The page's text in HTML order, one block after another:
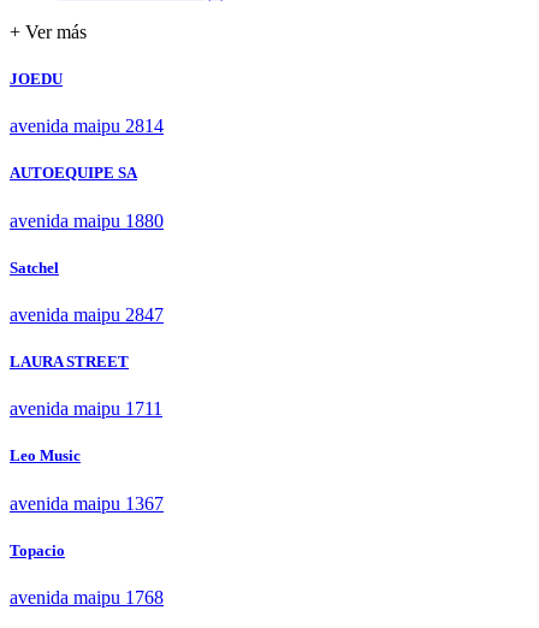
+ Ver más
JOEDU
avenida maipu 2814
AUTOEQUIPE SA
avenida maipu 1880
Satchel
avenida maipu 2847
LAURA STREET
avenida maipu 1711
Leo Music
avenida maipu 1367
Topacio
avenida maipu 1768